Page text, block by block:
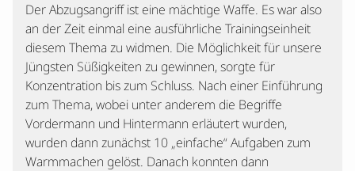
Ranglisten
Termine
Verschiedenes
Kontakt
Der Abzugsangriff ist eine mächtige Waffe. Es war also
an der Zeit einmal eine ausführliche Trainingseinheit
diesem Thema zu widmen. Die Möglichkeit für unsere
Jüngsten Süßigkeiten zu gewinnen, sorgte für
Konzentration bis zum Schluss. Nach einer Einführung
zum Thema, wobei unter anderem die Begriffe
Vordermann und Hintermann erläutert wurden,
wurden dann zunächst 10 „einfache“ Aufgaben zum
Warmmachen gelöst. Danach konnten dann